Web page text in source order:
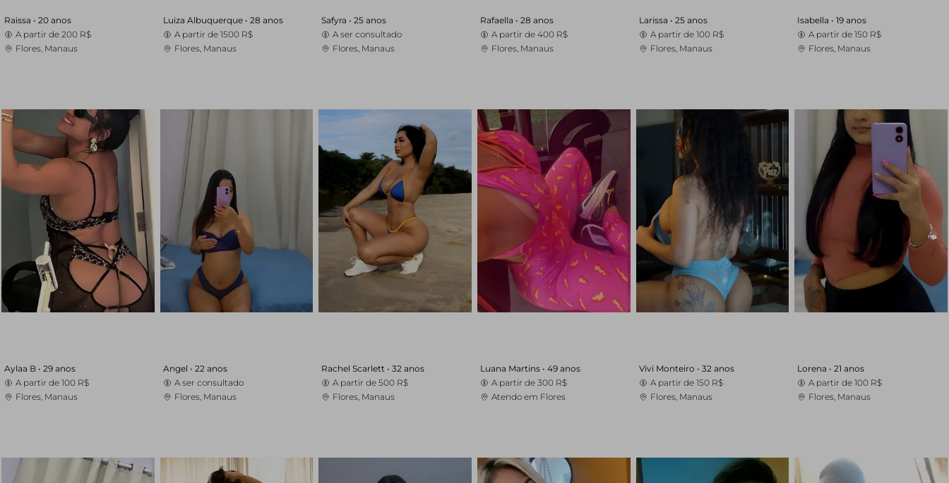
Raissa • 20 anos
A partir de 200 R$
Flores, Manaus
Luiza Albuquerque • 28 anos
A partir de 1500 R$
Flores, Manaus
Safyra •25 anos
A ser consultado
Flores, Manaus
Rafaella • 28 anos
A partir de 400 R$
Flores, Manaus
Larissa • 25 anos
A partir de 100 R$
Flores, Manaus
Isabella •19 anos
A partir de150 R$
Flores, Manaus
Aylaa B • 29 anos
A partir de 100 R$
Flores, Manaus
Angel • 22 anos
A ser consultado
Flores, Manaus
Rachel Scarlett •32 anos
A partir de500 R$
Flores, Manaus
Luana Martins • 49 anos
A partir de 300 R$
Atendo em Flores
Vivi Monteiro • 32 anos
A partir de 150 R$
Flores, Manaus
Lorena •21 anos
A partir de100 R$
Flores, Manaus